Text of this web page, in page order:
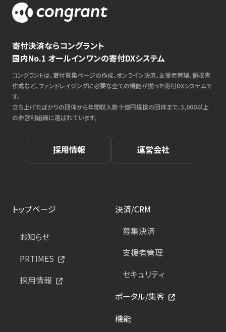
寄付決済ならコングラント
国内No.1 オールインワンの寄付DXシステム
コングラントは、寄付募集ページの作成、オンライン決済、支援者管理、領収書
作成など、ファンドレイジングに必要な全ての機能が揃った寄付DXシステムで
す。
立ち上げたばかりの団体から年間収入数十億円規模の団体まで、3,000以上
の非営利組織に選ばれています。
採用情報 運営会社
トップページ
お知らせ
PRTIMES
採用情報
決済/CRM
募集決済
支援者管理
セキュリティ
ポータル/集客
機能